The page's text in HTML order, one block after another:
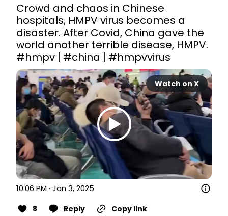
Crowd and chaos in Chinese
hospitals, HMPV virus becomes a
disaster. After Covid, China gave the
#hmpv | #china | #hmpvvirus
Watch on X
10:06 PM · Jan 3, 2025
8 Reply Copy link